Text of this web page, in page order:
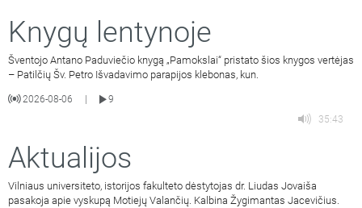
Knygų lentynoje
Šventojo Antano Paduviečio knygą „Pamokslai“ pristato šios knygos vertėjas
– Patilčių Šv. Petro Išvadavimo parapijos klebonas, kun.
2026-08-06
9
35:43
Aktualijos
Vilniaus universiteto, istorijos fakulteto dėstytojas dr. Liudas Jovaiša
pasakoja apie vyskupą Motiejų Valančių. Kalbina Žygimantas Jacevičius.